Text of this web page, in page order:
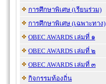
การศึกษาพิเศษ (เรียนร่วม)
การศึกษาพิเศษ (เฉพาะทาง)
OBEC AWARDS เล่มที่ ๑
OBEC AWARDS เล่มที่ ๒
OBEC AWARDS เล่มที่ ๓
กิจกรรมท้องถิ่น